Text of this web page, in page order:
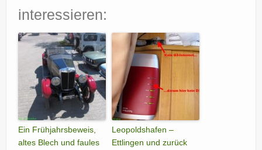
interessieren:
Ein Frühjahrsbeweis,
altes Blech und faules
Leopoldshafen –
Ettlingen und zurück